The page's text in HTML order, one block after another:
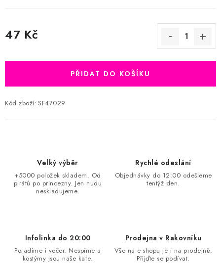
47 Kč
PŘIDAT DO KOŠÍKU
Kód zboží: SF47029
Velký výběr
+5000 položek skladem. Od
pirátů po princezny. Jen nudu
neskladujeme.
Rychlé odeslání
Objednávky do 12:00 odešleme
tentýž den.
Infolinka do 20:00
Poradíme i večer. Nespíme a
kostýmy jsou naše kafe.
Prodejna v Rakovníku
Vše na e-shopu je i na prodejně.
Přijďte se podívat.